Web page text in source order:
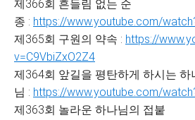
제366회 흔들림 없는 순
종 : https://www.youtube.com/
제365회 구원의 약속 : https://
v=C9VbiZxO2Z4
제364회 앞길을 평탄하게 하시는 하
님 : https://www.youtube.com/
제363회 놀라운 하나님의 접붙